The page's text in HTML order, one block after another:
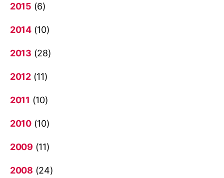
2015 (6)
2014(10)
2013 (28)
2012(11)
2011 (10)
2010(10)
2009 (11)
2008 (24)